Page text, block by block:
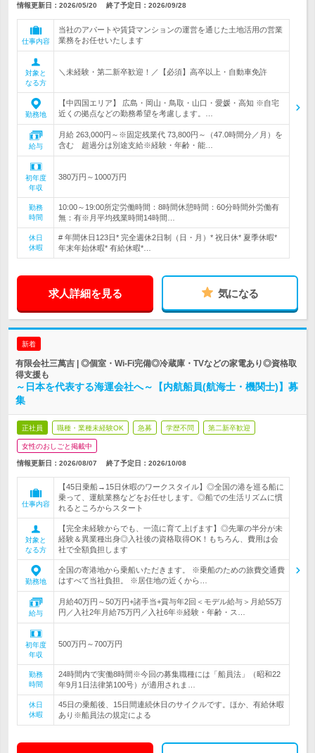
情報更新日：2026/05/20 終了予定日： 2026/09/28
仕事内容
当社のアパートや賃貸マンションの運営を通じた土地活用の営業
業務をお任せいたします
対象と
なる方
＼未経験・第二新卒歓迎！／【必須】高卒以上・自動車免許
勤務地
【中四国エリア】 広島・岡山・鳥取・山口・愛媛・高知 ※自宅
近くの拠点などの勤務希望を考慮します。…
給与
月給 263,000円～※固定残業代 73,800円～（47.0時間分／月）を
含む 超過分は別途支給※経験・年齢・能…
初年度
年収
380万円～1000万円
勤務
時間
10:00～19:00所定労働時間：8時間休憩時間：60分時間外労働有
無：有※月平均残業時間14時間…
休日
休暇
# 年間休日123日* 完全週休2日制（日・月）* 祝日休* 夏季休暇*
年末年始休暇* 有給休暇*…
求人詳細を見る 気になる
新着
有限会社三萬吉 | ◎個室・Wi-Fi完備◎冷蔵庫・TVなどの家電あり◎資格取
得支援も
～日本を代表する海運会社へ～【内航船員(航海士・機関士)】募
集
正社員 職種・業種未経験OK 急募 学歴不問 第二新卒歓迎
女性のおしごと掲載中
情報更新日：2026/08/07 終了予定日： 2026/10/08
仕事内容
【45日乗船→15日休暇のワークスタイル】◎全国の港を巡る船に
乗って、運航業務などをお任せします。◎船での生活リズムに慣
れるところからスタート
対象と
なる方
【完全未経験からでも、一流に育て上げます】◎先輩の半分が未
経験＆異業種出身◎入社後の資格取得OK！もちろん、費用は会
社で全額負担します
勤務地
全国の寄港地から乗船いただきます。 ※乗船のための旅費交通費
はすべて当社負担。 ※居住地の近くから…
給与
月給40万円～50万円+諸手当+賞与年2回＜モデル給与＞月給55万
円／入社2年月給75万円／入社6年※経験・年齢・ス…
初年度
年収
500万円～700万円
勤務
時間
24時間内で実働8時間※今回の募集職種には「船員法」（昭和22
年9月1日法律第100号）が適用されま…
休日
休暇
45日の乗船後、15日間連続休日のサイクルです。ほか、有給休暇
あり※船員法の規定による